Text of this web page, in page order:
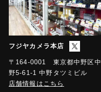
フジヤカメラ本店
〒164-0001 東京都中野区中
野5-61-1 中野タツミビル
店舗情報はこちら